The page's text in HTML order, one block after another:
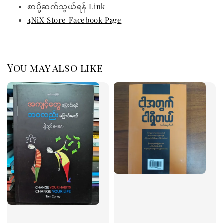
စာပို့ဆက်သွယ်ရန်Link
4NiX Store Facebook Page
You may also like